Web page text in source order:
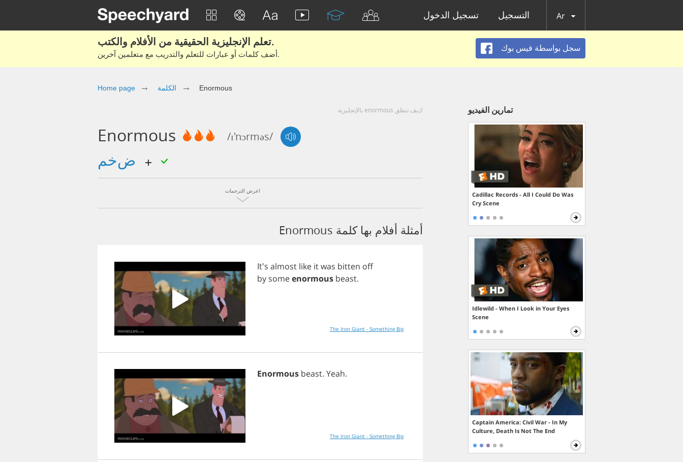
تسجيل الدخول التسجيل Ar
تعلم الإنجليزية الحقيقية من الأفلام والكتب.
أضف كلمات أو عبارات للتعلم والتدريب مع متعلمين آخرين.
سجل بواسطة فيس بوك
Home page الكلمة Enormous
كيف تنطق enormous بالإنجليزية
Enormous /ɪ'nɔrməs/
اعرض الترجمات
أمثلة أفلام بها كلمة Enormous
It's almost like itwas bitten off
by someenormous beast.
The Iron Giant - Something Big
Enormous beast. Yeah.
The Iron Giant - Something Big
تمارين الفيديو
Cadillac Records - All I Could Do Was
Cry Scene
Idlewild - When I Look in Your Eyes
Scene
Captain America: Civil War - In My
Culture, Death Is Not The End